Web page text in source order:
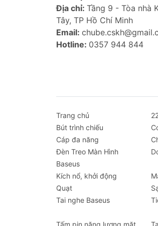
gian sáng tạo cho
Hình Ảnh Sắc Nét và
Với độ phân giải Full
hình ảnh tuyệt vời.
lắng về việc điều
vệ đôi mắt của bạn
Âm thanh của Wanbo
âm thanh, mang lại
Kho Lưu Trữ Khổng
Máy chiếu gia đình
dụng và phim ảnh.
tiện lợi và dễ sử
Địa chỉ: Tầng 9 - Tòa nhà
Tây, TP Hồ Chí Minh
Email:
Hotline: 0357 944 844
Trang chủ
Bút trình chiếu
Cáp đa năng
Đèn Treo Màn Hình
Baseus
Kích nổ, khởi động
Quạt
Tai nghe Baseus
Tấm pin năng lượng mặt